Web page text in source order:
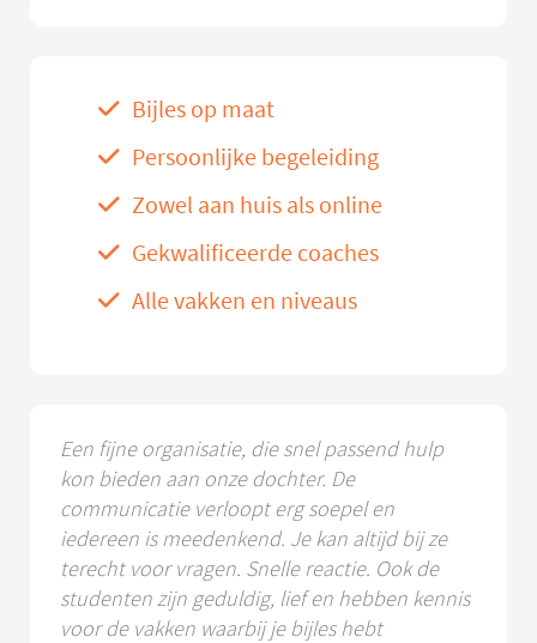
Bijles op maat
Persoonlijke begeleiding
Zowel aan huis als online
Gekwalificeerde coaches
Alle vakken en niveaus
Een fijne organisatie, die snel passend hulp
kon bieden aan onze dochter. De
communicatie verloopt erg soepel en
iedereen is meedenkend. Je kan altijd bij ze
terecht voor vragen. Snelle reactie. Ook de
studenten zijn geduldig, lief en hebben kennis
voor de vakken waarbij je bijles hebt